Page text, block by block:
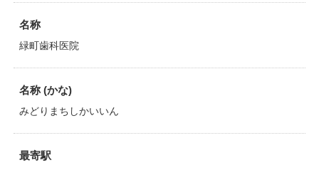
名称
緑町歯科医院
名称 (かな)
みどりまちしかいいん
最寄駅